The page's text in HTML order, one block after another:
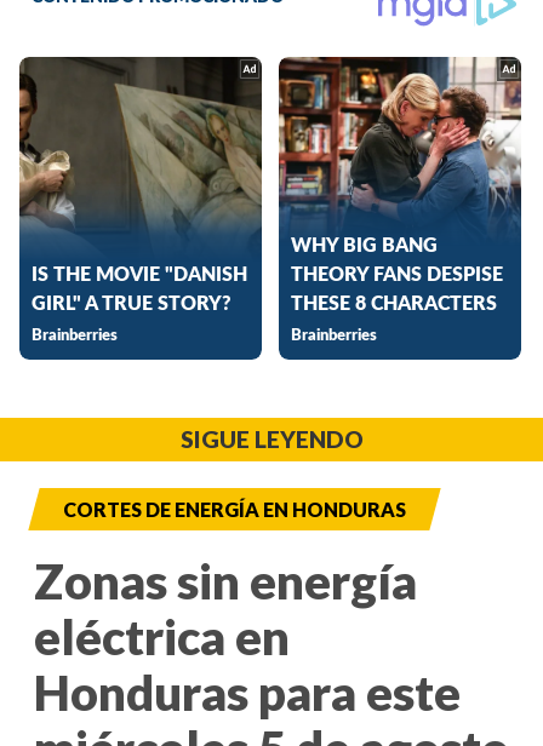
SIGUE LEYENDO
CORTES DE ENERGÍA EN HONDURAS
Zonas sin energía
eléctrica en
Honduras para este